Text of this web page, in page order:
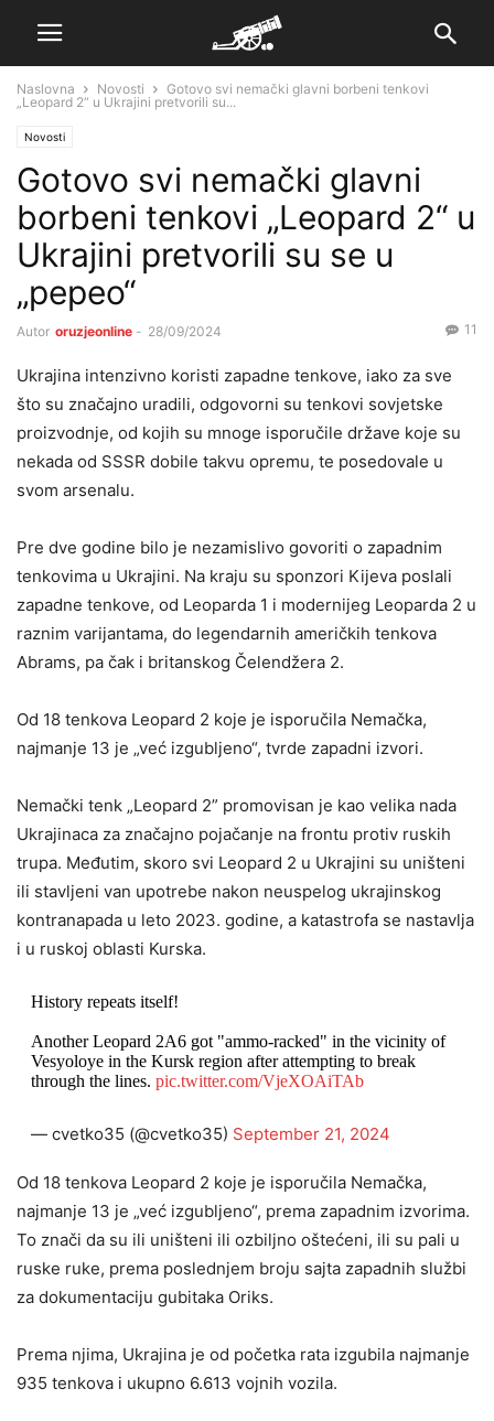
Naslovna Novosti
Gotovo svi nemački glavni borbeni tenkovi
„Leopard 2“ u Ukrajini pretvorili su...
Novosti
Gotovo svi nemački glavni
borbeni tenkovi „Leopard 2“ u
Ukrajini pretvorili su se u
„pepeo“
Autor oruzjeonline - 28/09/2024 11
Ukrajina intenzivno koristi zapadne tenkove, iako za sve
što su značajno uradili, odgovorni su tenkovi sovjetske
proizvodnje, od kojih su mnoge isporučile države koje su
nekada od SSSR dobile takvu opremu, te posedovale u
svom arsenalu.
Pre dve godine bilo je nezamislivo govoriti o zapadnim
tenkovima u Ukrajini. Na kraju su sponzori Kijeva poslali
zapadne tenkove, od Leoparda 1 i modernijeg Leoparda 2 u
raznim varijantama, do legendarnih američkih tenkova
Abrams, pa čak i britanskog Čelendžera 2.
Od 18 tenkova Leopard 2 koje je isporučila Nemačka,
najmanje 13 je „već izgubljeno“, tvrde zapadni izvori.
Nemački tenk „Leopard 2” promovisan je kao velika nada
Ukrajinaca za značajno pojačanje na frontu protiv ruskih
trupa. Međutim, skoro svi Leopard 2 u Ukrajini su uništeni
ili stavljeni van upotrebe nakon neuspelog ukrajinskog
kontranapada u leto 2023. godine, a katastrofa se nastavlja
i u ruskoj oblasti Kurska.
History repeats itself!
Another Leopard 2A6 got "ammo-racked" in the vicinity of
Vesyoloye in the Kursk region after attempting to break
through the lines. pic.twitter.com/VjeXOAiTAb
— cvetko35 (@cvetko35) September 21, 2024
Od 18 tenkova Leopard 2 koje je isporučila Nemačka,
najmanje 13 je „već izgubljeno“, prema zapadnim izvorima.
To znači da su ili uništeni ili ozbiljno oštećeni, ili su pali u
ruske ruke, prema poslednjem broju sajta zapadnih službi
za dokumentaciju gubitaka Oriks.
Prema njima, Ukrajina je od početka rata izgubila najmanje
935 tenkova i ukupno 6.613 vojnih vozila.